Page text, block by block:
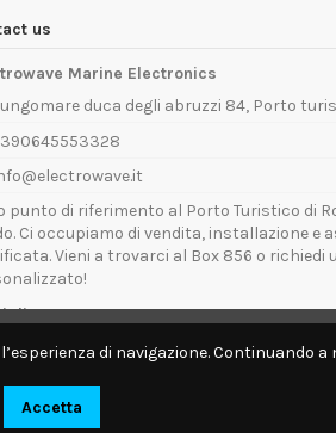
us
Marine Electronics
duca degli abruzzi 84, Porto
punto di riferimento al Porto Turistico di
Ci occupiamo di vendita, installazione e
Vieni a trovarci al Box 856 o richiedi
di Apertura:
- Venerdì: 09:00 - 13:00 / 14:00 - 18:00
per interventi tecnici direttamente a
di navigazione. Continuando a
Accetta